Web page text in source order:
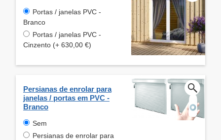
Portas / janelas PVC -
Branco
Portas / janelas PVC -
Cinzento (+ 630,00 €)
Persianas de enrolar para
janelas / portas em PVC -
Branco
Sem
Persianas de enrolar para